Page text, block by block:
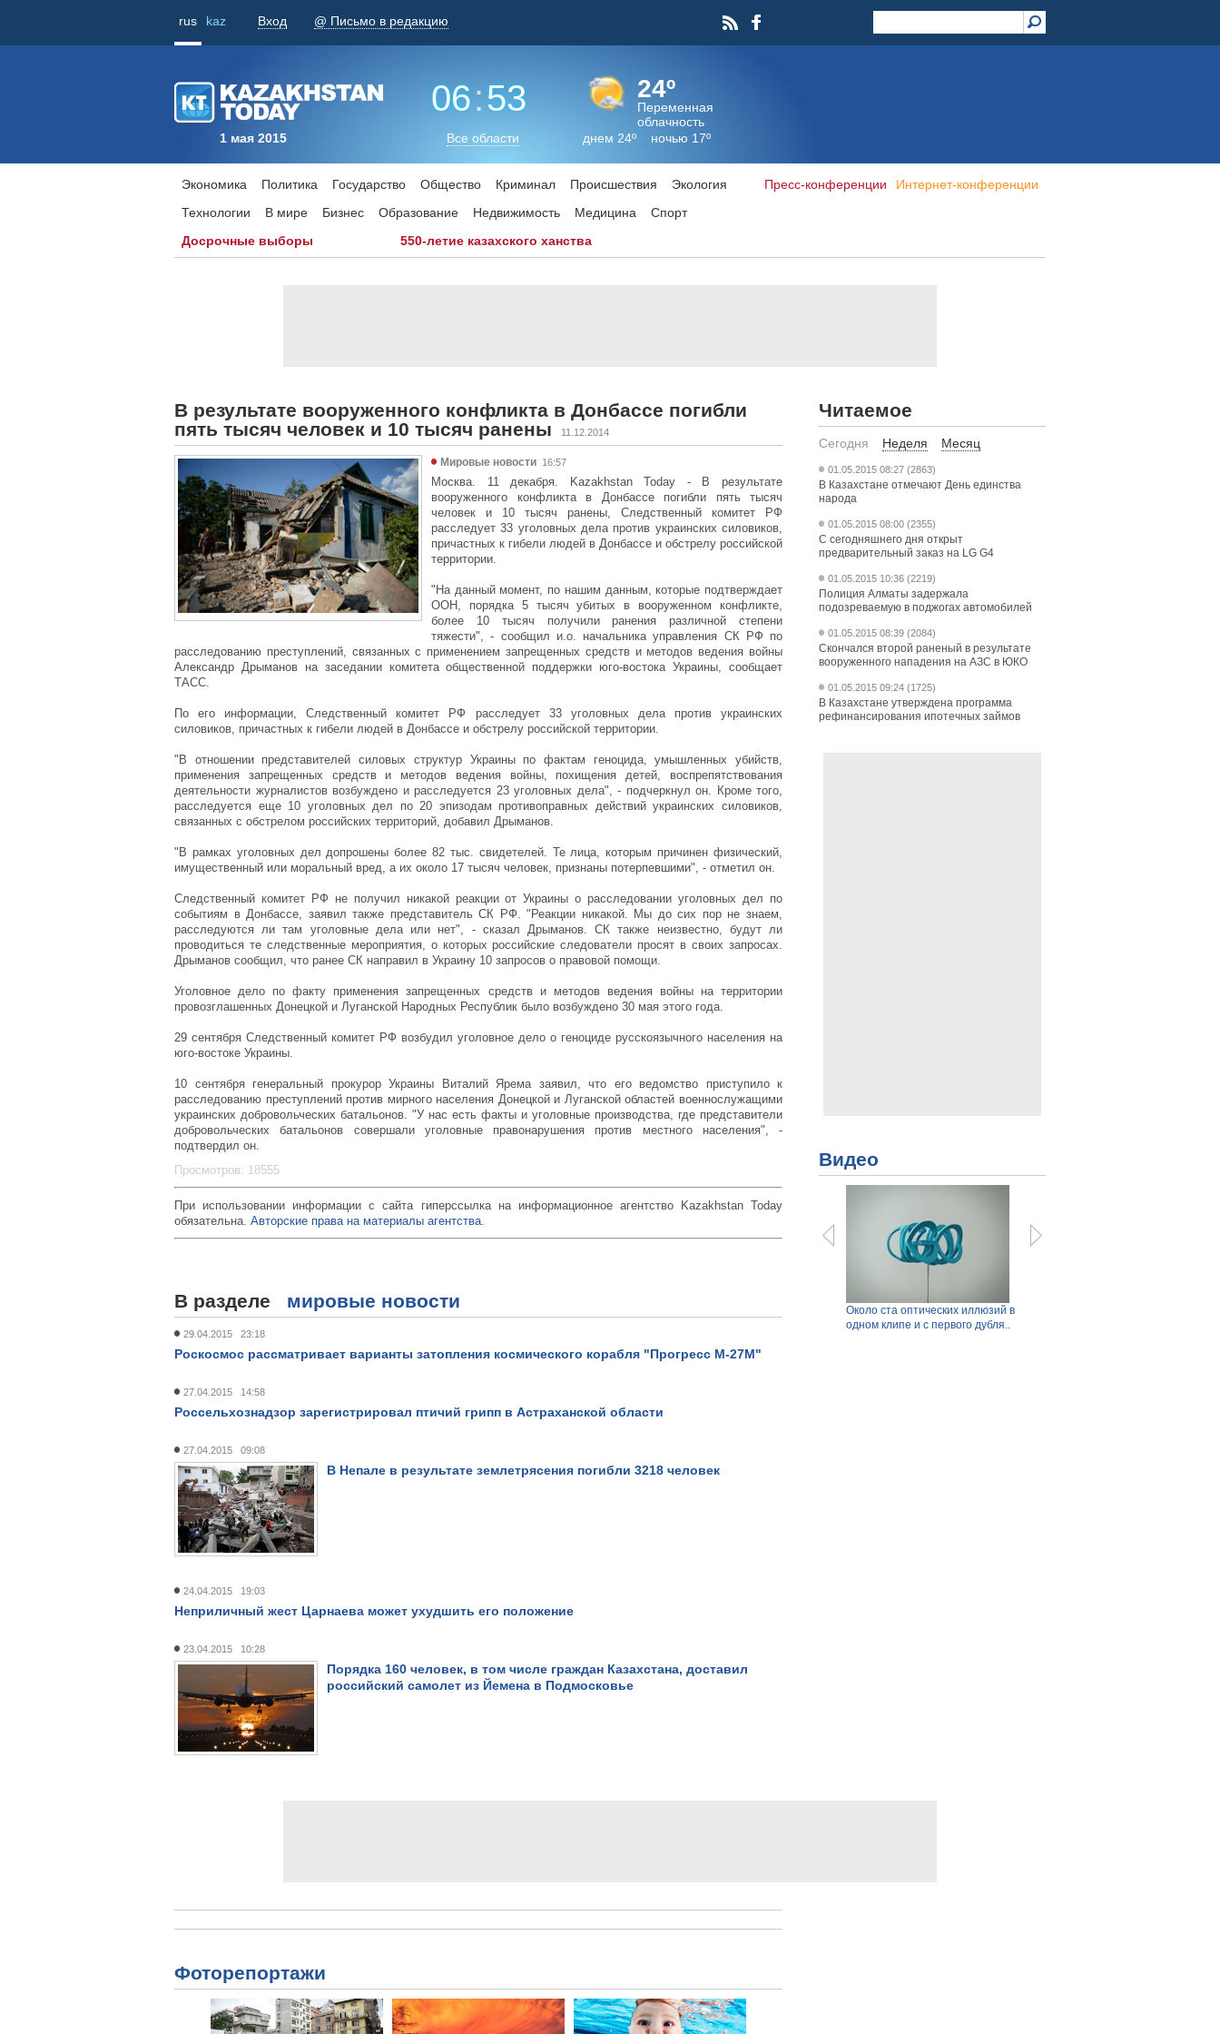
rus kaz Вход @ Письмо в редакцию
1 мая 2015
06:53
Все области
24º
Переменная
облачность
днем 24º ночью 17º
Экономика Политика Государство Общество Криминал Происшествия
Экология
Технологии
В мире Бизнес Образование Недвижимость Медицина
Спорт
Досрочные выборы
550-летие казахского ханства
Пресс-конференции Интернет-конференции
В результате вооруженного конфликта в Донбассе погибли
пять тысяч человек и 10 тысяч ранены
11.12.2014
Мировые новости 16:57
Москва. 11 декабря. Kazakhstan Today - В результате
вооруженного конфликта в Донбассе погибли пять тысяч
человек и 10 тысяч ранены, Следственный комитет РФ
расследует 33 уголовных дела против украинских силовиков,
причастных к гибели людей в Донбассе и обстрелу российской
территории.
"На данный момент, по нашим данным, которые подтверждает
ООН, порядка 5 тысяч убитых в вооруженном конфликте,
более 10 тысяч получили ранения различной степени
тяжести", - сообщил и.о. начальника управления СК РФ по
расследованию преступлений, связанных с применением запрещенных средств и методов ведения войны
Александр Дрыманов на заседании комитета общественной поддержки юго-востока Украины, сообщает
ТАСС.
По его информации, Следственный комитет РФ расследует 33 уголовных дела против украинских
силовиков, причастных к гибели людей в Донбассе и обстрелу российской территории.
"В отношении представителей силовых структур Украины по фактам геноцида, умышленных убийств,
применения запрещенных средств и методов ведения войны, похищения детей, воспрепятствования
деятельности журналистов возбуждено и расследуется 23 уголовных дела", - подчеркнул он. Кроме того,
расследуется еще 10 уголовных дел по 20 эпизодам противоправных действий украинских силовиков,
связанных с обстрелом российских территорий, добавил Дрыманов.
"В рамках уголовных дел допрошены более 82 тыс. свидетелей. Те лица, которым причинен физический,
имущественный или моральный вред, а их около 17 тысяч человек, признаны потерпевшими", - отметил он.
Следственный комитет РФ не получил никакой реакции от Украины о расследовании уголовных дел по
событиям в Донбассе, заявил также представитель СК РФ. "Реакции никакой. Мы до сих пор не знаем,
расследуются ли там уголовные дела или нет", - сказал Дрыманов. СК также неизвестно, будут ли
проводиться те следственные мероприятия, о которых российские следователи просят в своих запросах.
Дрыманов сообщил, что ранее СК направил в Украину 10 запросов о правовой помощи.
Уголовное дело по факту применения запрещенных средств и методов ведения войны на территории
провозглашенных Донецкой и Луганской Народных Республик было возбуждено 30 мая этого года.
29 сентября Следственный комитет РФ возбудил уголовное дело о геноциде русскоязычного населения на
юго-востоке Украины.
10 сентября генеральный прокурор Украины Виталий Ярема заявил, что его ведомство приступило к
расследованию преступлений против мирного населения Донецкой и Луганской областей военнослужащими
украинских добровольческих батальонов. "У нас есть факты и уголовные производства, где представители
добровольческих батальонов совершали уголовные правонарушения против местного населения", -
подтвердил он.
Просмотров: 18555
При использовании информации с сайта гиперссылка на информационное агентство Kazakhstan Today
обязательна. Авторские права на материалы агентства.
В разделе мировые новости
29.04.2015 23:18
Роскосмос рассматривает варианты затопления космического корабля "Прогресс М-27М"
27.04.2015 14:58
Россельхознадзор зарегистрировал птичий грипп в Астраханской области
27.04.2015 09:08
В Непале в результате землетрясения погибли 3218 человек
24.04.2015 19:03
Неприличный жест Царнаева может ухудшить его положение
23.04.2015 10:28
Порядка 160 человек, в том числе граждан Казахстана, доставил
российский самолет из Йемена в Подмосковье
Читаемое
Сегодня Неделя Месяц
01.05.2015 08:27 (2863)
В Казахстане отмечают День единства
народа
01.05.2015 08:00 (2355)
С сегодняшнего дня открыт
предварительный заказ на LG G4
01.05.2015 10:36 (2219)
Полиция Алматы задержала
подозреваемую в поджогах автомобилей
01.05.2015 08:39 (2084)
Скончался второй раненый в результате
вооруженного нападения на АЗС в ЮКО
01.05.2015 09:24 (1725)
В Казахстане утверждена программа
рефинансирования ипотечных займов
Видео
Просмотров: 29292
Около ста оптических иллюзий в
одном клипе и с первого дубля..
Фоторепортажи